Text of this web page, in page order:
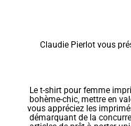
Claudie Pierlot vous
Le t-shirt pour femme
bohème-chic, mettre en
vous appréciez les
démarquant de la